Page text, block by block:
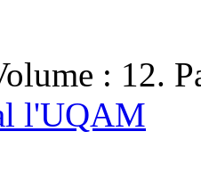
: 12.
l'UQAM